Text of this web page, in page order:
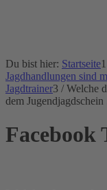
Du bist hier: Startseite1
Jagdhandlungen sind
Jagdtrainer3 / Welche
dem Jugendjagdschein
Facebook